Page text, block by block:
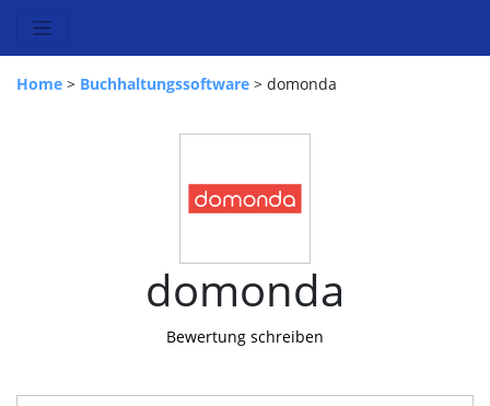
Home > Buchhaltungssoftware > domonda
domonda
Bewertung schreiben